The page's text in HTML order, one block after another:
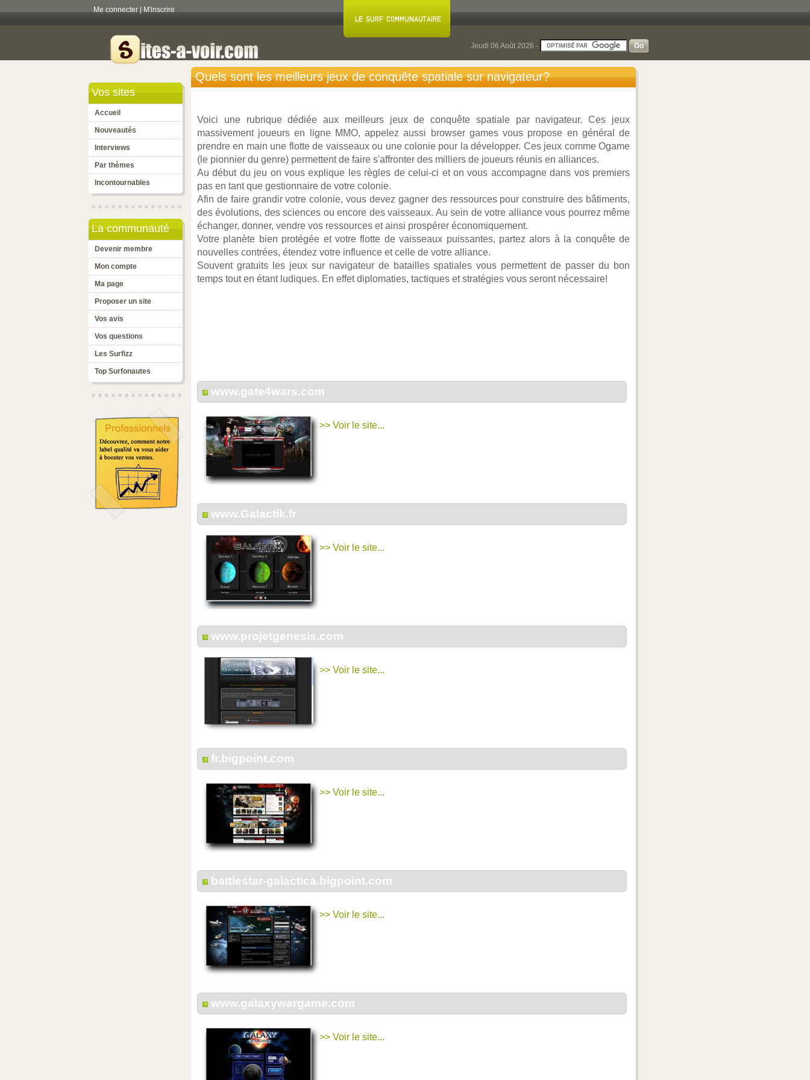
Me connecter M'inscrire
Jeudi 06 Août 2026 -
Vos sites
Accueil
Nouveautés
Interviews
Par thèmes
Incontournables
La communauté
Devenir membre
Mon compte
Ma page
Proposer un site
Vos avis
Vos questions
Les Surfizz
Top Surfonautes
Quels sont les meilleurs jeux de conquête spatiale sur navigateur?
Voici une rubrique dédiée aux meilleurs jeux de conquête spatiale par navigateur. Ces jeux
massivement joueurs en ligne MMO, appelez aussi browser games vous propose en général de
prendre en main une flotte de vaisseaux ou une colonie pour la développer. Ces jeux comme Ogame
(le pionnier du genre) permettent de faire s'affronter des milliers de joueurs réunis en alliances.
Au début du jeu on vous explique les règles de celui-ci et on vous accompagne dans vos premiers
pas en tant que gestionnaire de votre colonie.
Afin de faire grandir votre colonie, vous devez gagner des ressources pour construire des bâtiments,
des évolutions, des sciences ou encore des vaisseaux. Au sein de votre alliance vous pourrez même
échanger, donner, vendre vos ressources et ainsi prospérer économiquement.
Votre planète bien protégée et votre flotte de vaisseaux puissantes, partez alors à la conquête de
nouvelles contrées, étendez votre influence et celle de votre alliance.
Souvent gratuits les jeux sur navigateur de batailles spatiales vous permettent de passer du bon
temps tout en étant ludiques. En effet diplomaties, tactiques et stratégies vous seront nécessaire!
www.gate4wars.com
>> Voir le site...
www.Galactik.fr
>> Voir le site...
www.projetgenesis.com
>> Voir le site...
fr.bigpoint.com
>> Voir le site...
battlestar-galactica.bigpoint.com
>> Voir le site...
www.galaxywargame.com
>> Voir le site...